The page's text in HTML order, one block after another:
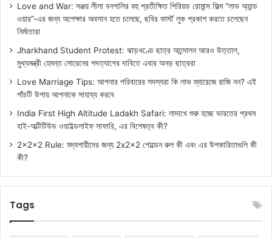
Love and War: সঞ্জয় লীলা বনশালির বহু প্রতীক্ষিত পিরিয়ড রোমান্স ফিল্ম “লাভ অ্যান্ড
ওয়ার”-এর জন্য অপেক্ষার অবসান হতে চলেছে, ছবির ফার্স্ট লুক প্রকাশ করতে চলেছেন
নির্মাতারা
Jharkhand Student Protest: ঝাড়খণ্ডে ছাত্র আন্দোলন আরও উত্তাল,
মুখ্যমন্ত্রী হেমন্ত সোরেনের পদত্যাগের দাবিতে এবার অনড় ছাত্ররা
Love Marriage Tips: আপনার পরিবারের সদস্যরা কি লাভ ম্যারেজে রাজি নন? এই
পাঁচটি উপায় আপনাকে সাহায্য করবে
India First High Altitude Ladakh Safari: লাদাখে শুরু হচ্ছে ভারতের প্রথম
হাই-অল্টিটিউড ওয়াইল্ডলাইফ সাফারি, এর বিশেষত্ব কী?
2x2x2 Rule: মদ্যপায়ীদের জন্য 2x2x2 গোল্ডেন রুল কী এবং এর উপকারিতাগুলি কী
কী?
Tags